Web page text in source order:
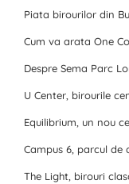
Piata birourilor din
Cum va arata One
Despre Sema Parc
U Center, birourile
Equilibrium, un nou
Campus 6, parcul de
The Light, birouri